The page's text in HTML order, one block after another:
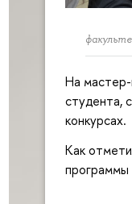
На мастер-
студента,
конкурсах.
Как